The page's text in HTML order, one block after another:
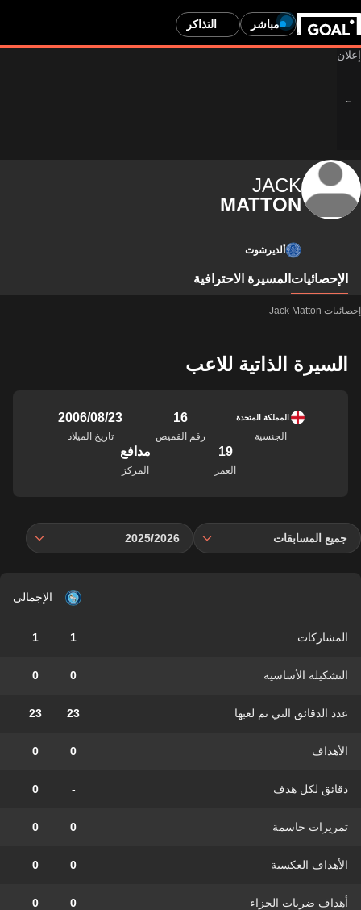
مباشر التذاكر
JACK
MATTON
ألديرشوت
الإحصائيات المسيرة الاحترافية
إحصائيات Jack Matton
السيرة الذاتية للاعب
المملكة المتحدة
الجنسية
16
رقم القميص
23‏/08‏/2006
تاريخ الميلاد
19
العمر
مدافع
المركز
جميع المسابقات 2025/2026
الإجمالي
المشاركات 1
1
التشكيلة الأساسية 0
0
عدد الدقائق التي تم لعبها 23
23
الأهداف 0
0
دقائق لكل هدف -
0
تمريرات حاسمة 0
0
الأهداف العكسية 0
0
أهداف ضربات الجزاء 0
0